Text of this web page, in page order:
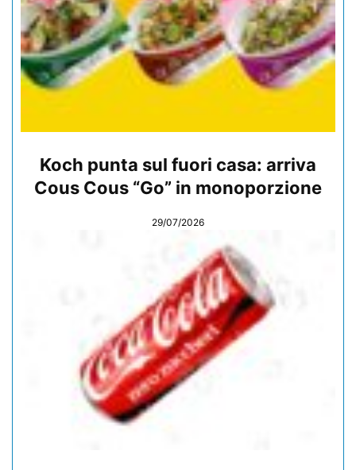
Koch punta sul fuori casa: arriva
Cous Cous “Go” in monoporzione
29/07/2026